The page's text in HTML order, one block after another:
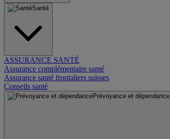
Santé
ASSURANCE SANTÉ
Assurance complémentaire santé
Assurance santé frontaliers suisses
Conseils santé
Prévoyance et dépendance